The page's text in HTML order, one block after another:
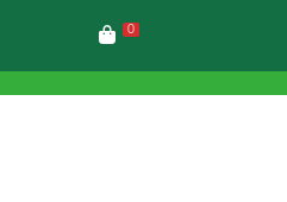
0